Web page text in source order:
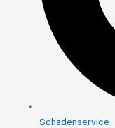
Schadenservice